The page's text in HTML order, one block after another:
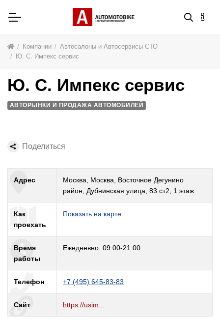
Компании
Автосалоны и Автосервисы СТО
Ю. С. Импекс cервис
Адрес
Москва, Москва, Восточное Дегунино
район, Дубнинская улица, 83 ст2, 1 этаж
Как
проехать
Показать на карте
Время
работы
Ежедневно: 09:00-21:00
Телефон +7 (495) 645-83-83
Сайт https://usim...
Ю. С. Импекс cервис
АВТОРЫНКИ И ПРОДАЖА АВТОМОБИЛЕЙ
Поделиться